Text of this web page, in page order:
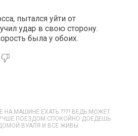
пытался уйти от
удар в свою сторону.
была у обоих.
НА МАШИНЕ ЕХАТЬ ???? ВЕДЬ МОЖЕТ
ПОЕЗДОМ СПОКОЙНО ДОЕДЕШЬ
ВУАЛЯ И ВСЕ ЖИВЫ